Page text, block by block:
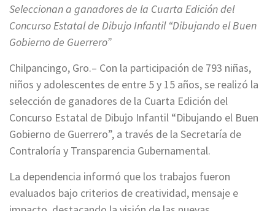
Seleccionan a ganadores de la Cuarta Edición del
Concurso Estatal de Dibujo Infantil “Dibujando el Buen
Gobierno de Guerrero”
Chilpancingo, Gro.– Con la participación de 793 niñas,
niños y adolescentes de entre 5 y 15 años, se realizó la
selección de ganadores de la Cuarta Edición del
Concurso Estatal de Dibujo Infantil “Dibujando el Buen
Gobierno de Guerrero”, a través de la Secretaría de
Contraloría y Transparencia Gubernamental.
La dependencia informó que los trabajos fueron
evaluados bajo criterios de creatividad, mensaje e